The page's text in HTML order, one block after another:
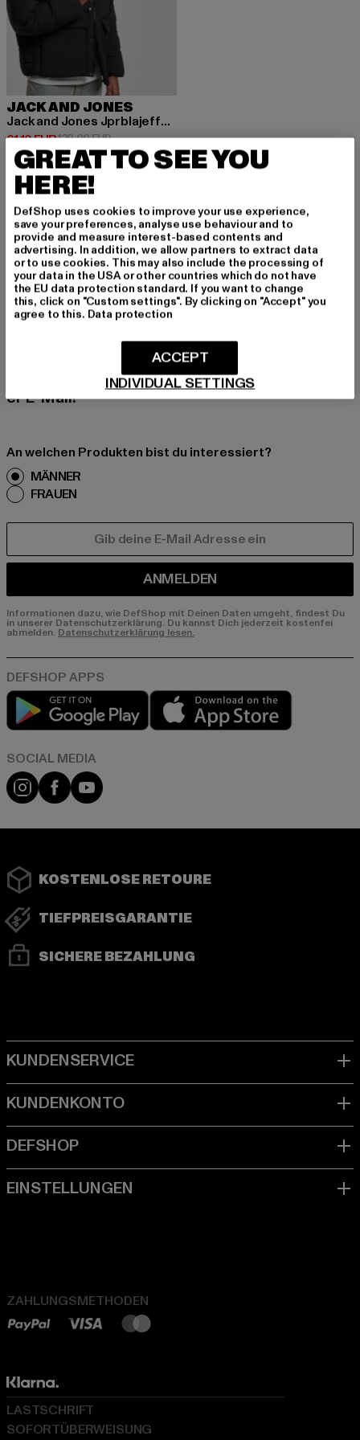
JACK AND JONES
Jack and Jones Jprblajefferson Puffer
61,10 EUR
Derzeitiger Preis: 61,10 EUR
129,99 EURAktionspreis: 129,99 EUR
MELDE DICH AN, UM
INSPIRIERT ZU BLEI
BEN!
Melde dich hier für unseren Newsletter an und
erhalte künftig Informationen über aktuelle Tre
nds, Angebote und Gutscheine von DefShop p
er E-Mail!
An welchen Produkten bist du interessiert?
MÄNNER
FRAUEN
ANMELDEN
Informationen dazu, wie DefShop mit Deinen Daten umgeht, findest Du
in unserer Datenschutzerklärung. Du kannst Dich jederzeit kostenfei
abmelden. Datenschutzerklärung lesen.
Play market
Instagram
FacebookYouTube
KOSTENLOSE RETOURE
TIEFPREISGARANTIE
SICHERE BEZAHLUNG
ZAHLUNGSMETHODEN
LASTSCHRIFT
SOFORTÜBERWEISUNG
GREAT TO SEE YOU
HERE!
DefShop uses cookies to improve your use experience,
save your preferences, analyse use behaviour and to
provide and measure interest-based contents and
advertising. In addition, we allow partners to extract data
or to use cookies. This may also include the processing of
your data in the USA or other countries which do not have
the EU data protection standard. If you want to change
this, click on "Custom settings". By clicking on "Accept" you
agree to this. Data protection
INDIVIDUAL SETTINGS
ACCEPT